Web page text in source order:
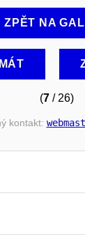
ZPĚT NA
(7/ 26)
kontakt: